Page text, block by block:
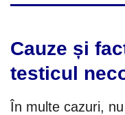
Cauze și
testicul
În multe cazuri,